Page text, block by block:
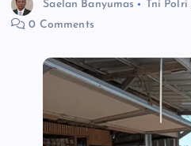
Saelan Banyumas Tni Polri
0 Comments